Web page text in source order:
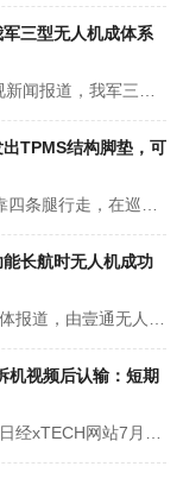
三型无人机成体系
TPMS结构脚垫，可
长航时无人机成功
机视频后认输：短期